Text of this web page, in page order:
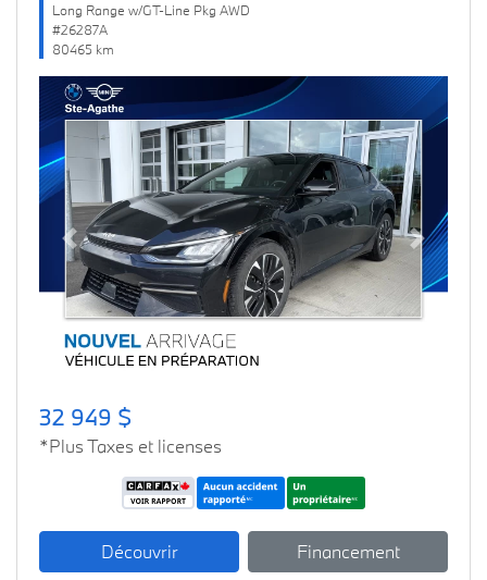
Long Range w/GT-Line Pkg AWD
#26287A
80465 km
Previous Next
32 949 $
*Plus Taxes et licenses
Découvrir Financement